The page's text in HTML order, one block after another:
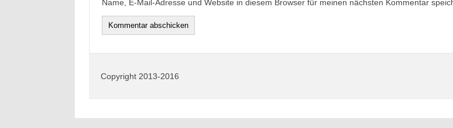
Name, E-Mail-Adresse und Website in diesem Browser für meinen nächsten Kommentar
Copyright 2013-2016